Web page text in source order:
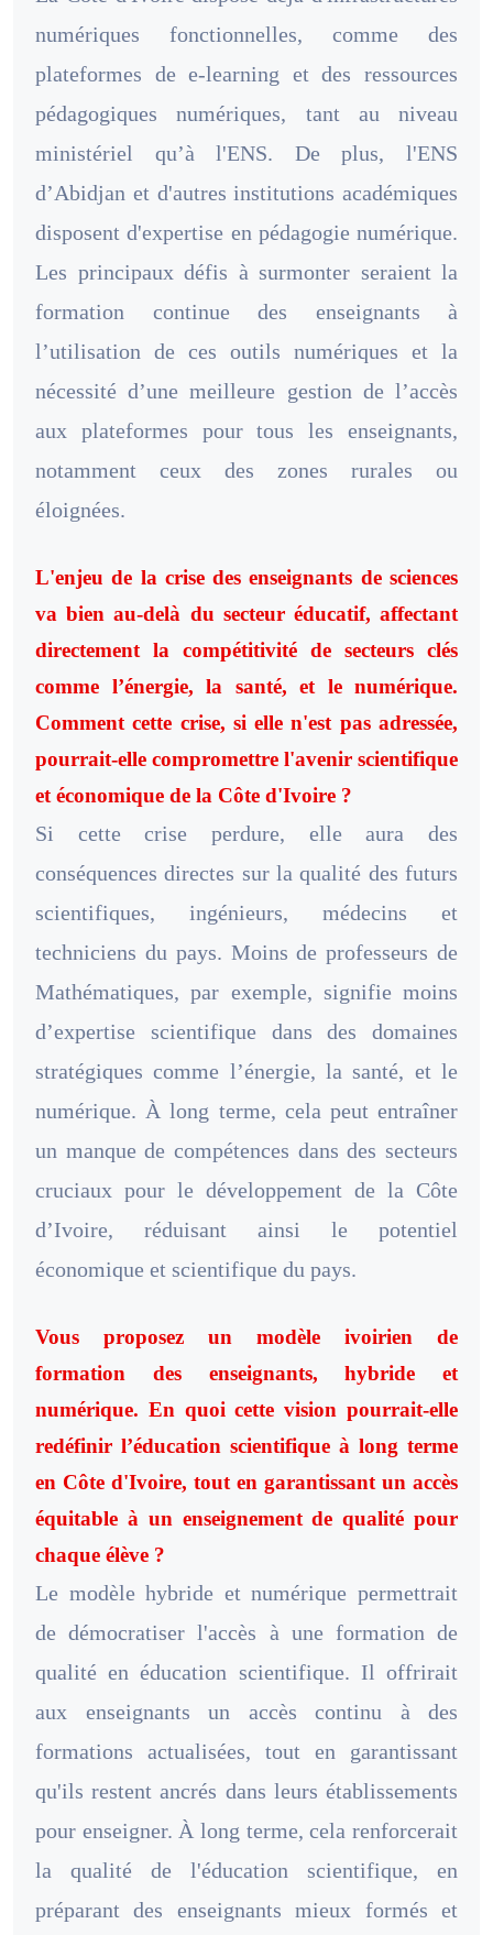
numériques fonctionnelles, comme des
plateformes de e-learning et des ressources
pédagogiques numériques, tant au niveau
ministériel qu’à l'ENS. De plus, l'ENS
d’Abidjan et d'autres institutions académiques
disposent d'expertise en pédagogie numérique.
Les principaux défis à surmonter seraient la
formation continue des enseignants à
l’utilisation de ces outils numériques et la
nécessité d’une meilleure gestion de l’accès
aux plateformes pour tous les enseignants,
notamment ceux des zones rurales ou
éloignées.
L'enjeu de la crise des enseignants de sciences
va bien au-delà du secteur éducatif, affectant
directement la compétitivité de secteurs clés
comme l’énergie, la santé, et le numérique.
Comment cette crise, si elle n'est pas adressée,
pourrait-elle compromettre l'avenir scientifique
et économique de la Côte d'Ivoire ?
Si cette crise perdure, elle aura des
conséquences directes sur la qualité des futurs
scientifiques, ingénieurs, médecins et
techniciens du pays. Moins de professeurs de
Mathématiques, par exemple, signifie moins
d’expertise scientifique dans des domaines
stratégiques comme l’énergie, la santé, et le
numérique. À long terme, cela peut entraîner
un manque de compétences dans des secteurs
cruciaux pour le développement de la Côte
d’Ivoire, réduisant ainsi le potentiel
économique et scientifique du pays.
Vous proposez un modèle ivoirien de
formation des enseignants, hybride et
numérique. En quoi cette vision pourrait-elle
redéfinir l’éducation scientifique à long terme
en Côte d'Ivoire, tout en garantissant un accès
équitable à un enseignement de qualité pour
chaque élève ?
Le modèle hybride et numérique permettrait
de démocratiser l'accès à une formation de
qualité en éducation scientifique. Il offrirait
aux enseignants un accès continu à des
formations actualisées, tout en garantissant
qu'ils restent ancrés dans leurs établissements
pour enseigner. À long terme, cela renforcerait
la qualité de l'éducation scientifique, en
préparant des enseignants mieux formés et